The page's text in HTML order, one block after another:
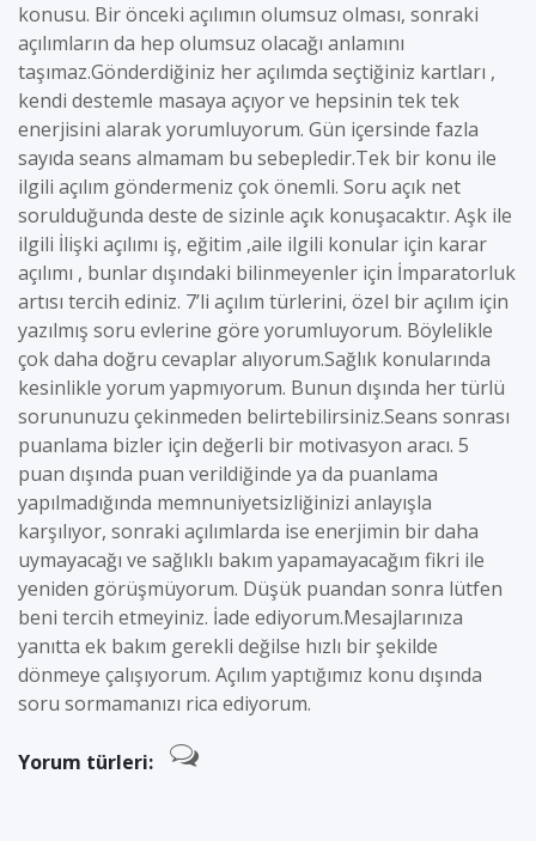
konusu. Bir önceki açılımın olumsuz olması, sonraki
açılımların da hep olumsuz olacağı anlamını
taşımaz.Gönderdiğiniz her açılımda seçtiğiniz kartları ,
kendi destemle masaya açıyor ve hepsinin tek tek
enerjisini alarak yorumluyorum. Gün içersinde fazla
sayıda seans almamam bu sebepledir.Tek bir konu ile
ilgili açılım göndermeniz çok önemli. Soru açık net
sorulduğunda deste de sizinle açık konuşacaktır. Aşk ile
ilgili İlişki açılımı iş, eğitim ,aile ilgili konular için karar
açılımı , bunlar dışındaki bilinmeyenler için İmparatorluk
artısı tercih ediniz. 7’li açılım türlerini, özel bir açılım için
yazılmış soru evlerine göre yorumluyorum. Böylelikle
çok daha doğru cevaplar alıyorum.Sağlık konularında
kesinlikle yorum yapmıyorum. Bunun dışında her türlü
sorununuzu çekinmeden belirtebilirsiniz.Seans sonrası
puanlama bizler için değerli bir motivasyon aracı. 5
puan dışında puan verildiğinde ya da puanlama
yapılmadığında memnuniyetsizliğinizi anlayışla
karşılıyor, sonraki açılımlarda ise enerjimin bir daha
uymayacağı ve sağlıklı bakım yapamayacağım fikri ile
yeniden görüşmüyorum. Düşük puandan sonra lütfen
beni tercih etmeyiniz. İade ediyorum.Mesajlarınıza
yanıtta ek bakım gerekli değilse hızlı bir şekilde
dönmeye çalışıyorum. Açılım yaptığımız konu dışında
soru sormamanızı rica ediyorum.
Yorum türleri: